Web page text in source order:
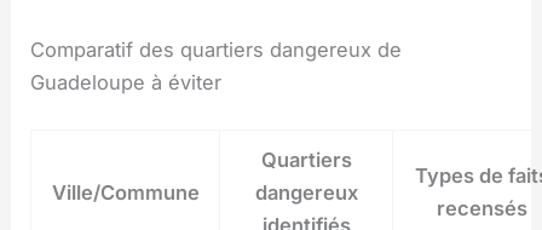
Comparatif des quartiers dangereux de
Guadeloupe à éviter
Ville/Commune
Quartiers
dangereux
identifiés
Types de
recensés